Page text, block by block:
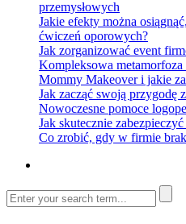
przemysłowych
Jakie efekty można
ćwiczeń oporowych?
Jak zorganizować event
Kompleksowa
Mommy Makeover i jakie
Jak zacząć swoją przygodę
Nowoczesne pomoce
Jak skutecznie
Co zrobić, gdy w firmie